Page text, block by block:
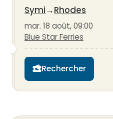
Symi→Rhodes
mar. 18 août, 09:00
Blue Star Ferries
Rechercher